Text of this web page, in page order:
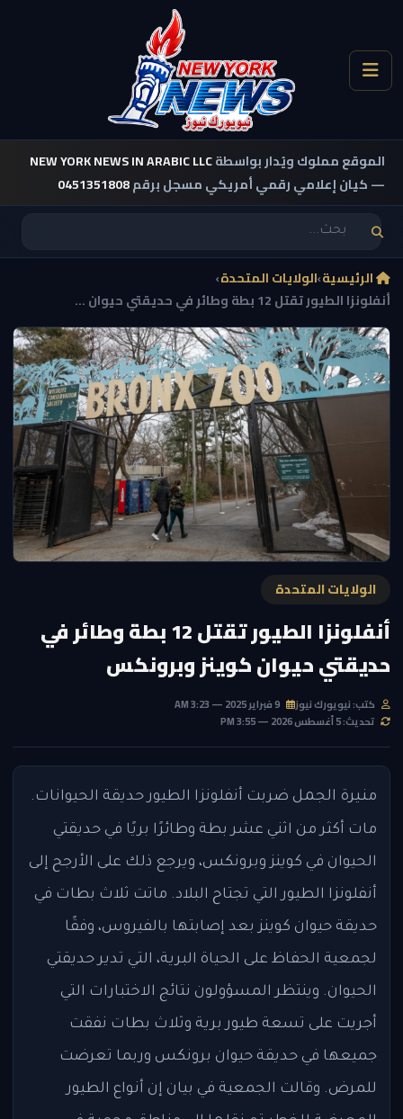
الموقع مملوك ويُدار بواسطةNEW YORK NEWS IN ARABIC LLC
— كيان إعلامي رقمي أمريكي مسجل برقم0451351808
الرئيسية›الولايات المتحدة›
أنفلونزا الطيور تقتل 12 بطة وطائر في حديقتي حيوان ...
الولايات المتحدة
أنفلونزا الطيور تقتل 12 بطة وطائر في
حديقتي حيوان كوينز وبرونكس
كتب: نيويورك نيوز
تحديث: 5 أغسطس 2026 — 3:55 PM
منيرة الجمل ضربت أنفلونزا الطيور حديقة الحيوانات.
مات أكثر من اثني عشر بطة وطائرًا بريًا في حديقتي
الحيوان في كوينز وبرونكس، ويرجع ذلك على الأرجح إلى
أنفلونزا الطيور التي تجتاح البلاد. ماتت ثلاث بطات في
حديقة حيوان كوينز بعد إصابتها بالفيروس، وفقًا
لجمعية الحفاظ على الحياة البرية، التي تدير حديقتي
الحيوان. وينتظر المسؤولون نتائج الاختبارات التي
أجريت على تسعة طيور برية وثلاث بطات نفقت
جميعها في حديقة حيوان برونكس وربما تعرضت
للمرض. وقالت الجمعية في بيان إن أنواع الطيور